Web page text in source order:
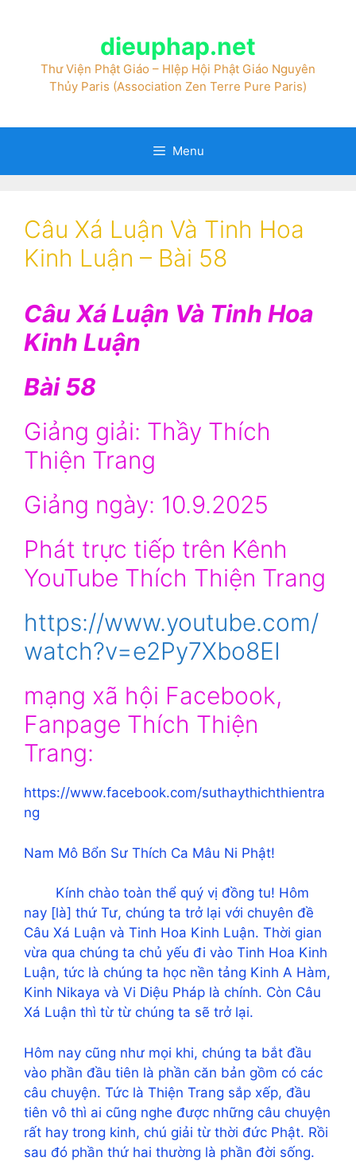
dieuphap.net
Thư Viện Phật Giáo – HIệp Hội Phật Giáo Nguyên
Thủy Paris (Association Zen Terre Pure Paris)
Menu
Câu Xá Luận Và Tinh Hoa
Kinh Luận – Bài 58
Câu Xá Luận Và Tinh Hoa
Kinh Luận
Bài 58
Giảng giải: Thầy Thích
Thiện Trang
Giảng ngày: 10.9.2025
Phát trực tiếp trên Kênh
YouTube Thích Thiện Trang
https://www.youtube.com/
watch?v=e2Py7Xbo8EI
mạng xã hội Facebook,
Fanpage Thích Thiện
Trang:
https://www.facebook.com/suthaythichthientra
ng
Nam Mô Bổn Sư Thích Ca Mâu Ni Phật!
Kính chào toàn thể quý vị đồng tu! Hôm
nay [là] thứ Tư, chúng ta trở lại với chuyên đề
Câu Xá Luận và Tinh Hoa Kinh Luận. Thời gian
vừa qua chúng ta chủ yếu đi vào Tinh Hoa Kinh
Luận, tức là chúng ta học nền tảng Kinh A Hàm,
Kinh Nikaya và Vi Diệu Pháp là chính. Còn Câu
Xá Luận thì từ từ chúng ta sẽ trở lại.
Hôm nay cũng như mọi khi, chúng ta bắt đầu
vào phần đầu tiên là phần căn bản gồm có các
câu chuyện. Tức là Thiện Trang sắp xếp, đầu
tiên vô thì ai cũng nghe được những câu chuyện
rất hay trong kinh, chú giải từ thời đức Phật. Rồi
sau đó phần thứ hai thường là phần đời sống.